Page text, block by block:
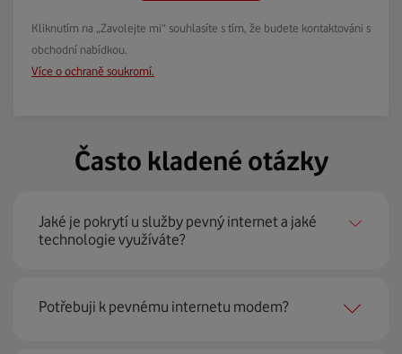
Kliknutím na „Zavolejte mi“ souhlasíte s tím, že budete kontaktováni s
obchodní nabídkou.
Více o ochraně soukromí.
Často kladené otázky
Jaké je pokrytí u služby pevný internet a jaké
technologie využíváte?
Pevný internet můžeme nabídnout
domácností
Potřebuji k pevnému internetu modem?